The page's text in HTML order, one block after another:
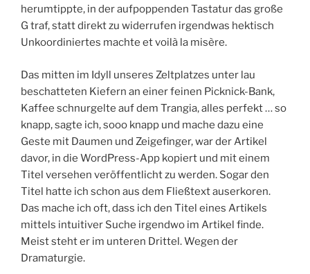
herumtippte, in der aufpoppenden Tastatur das große
G traf, statt direkt zu widerrufen irgendwas hektisch
Unkoordiniertes machte et voilà la misère.
Das mitten im Idyll unseres Zeltplatzes unter lau
beschatteten Kiefern an einer feinen Picknick-Bank,
Kaffee schnurgelte auf dem Trangia, alles perfekt … so
knapp, sagte ich, sooo knapp und mache dazu eine
Geste mit Daumen und Zeigefinger, war der Artikel
davor, in die WordPress-App kopiert und mit einem
Titel versehen veröffentlicht zu werden. Sogar den
Titel hatte ich schon aus dem Fließtext auserkoren.
Das mache ich oft, dass ich den Titel eines Artikels
mittels intuitiver Suche irgendwo im Artikel finde.
Meist steht er im unteren Drittel. Wegen der
Dramaturgie.